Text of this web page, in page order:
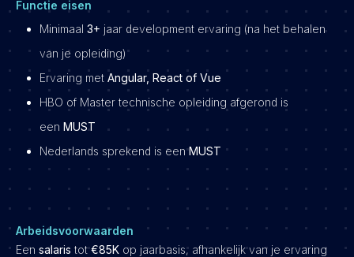
Functie eisen
Minimaal 3+ jaar development ervaring (na het behalen
van je opleiding)
Ervaring met Angular, React of Vue
HBO of Master technische opleiding afgerond is
een MUST
Nederlands sprekend is eenMUST
Arbeidsvoorwaarden
Een salaris tot€85K op jaarbasis, afhankelijk van je ervaring